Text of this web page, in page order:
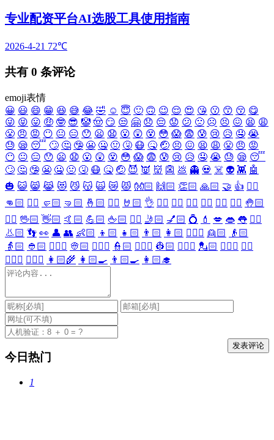
专业配资平台AI选股工具使用指南
2026-4-21 72℃
共有 0 条评论
emoji表情
😀 😃 😄 😁 😆 😅 😂 🤣 ☺️ 😇 🙂 🙃 😉 😌 😍 😘 😗 😙 😚 😋
😜 😝 😛 🤑 🤓 😎 🤡 🤠 😏 😒 🤗 😞 😔 😟 😕 🙁 ☹️ 😣 😖 😫 😩
😤 😠 😡 😶 😐 😑 😯 😦 😧 😮 😲 😵 😳 😱 😨 😰 😢 😥 🤤 😭
😓 😪 😴 🙄 🤔 🤥 😬 🤐 🤢 🤧 😷 🤒 🤕 😣 😖 😫 😩 😤 😠 😡
😶 😐 😑 😯 😦 😧 😮 😲 😵 😳 😱 😨 😰 😢 😥 🤤 😭 😓 😪 😴
🙄 🤔 🤥 😬 🤐 🤢 🤧 😷 🤒 🤕 😈 👿 👹 👺 💩 👻 💀 ☠️ 👽 👾 🤖
🎃 😺 😸 😹 😻 😼 😽 🙀 😿 😾 👐🏻 🙌🏻 👏🏻 🙏🏻 🤝 👍 👎🏻
👊🏻 ✊🏻 🤛🏻 🤜🏻 🤞🏻 ✌🏻 🤘🏻 👌 👈🏻 👉🏻 👆🏻 👇🏻 ☝🏻 ✋🏻 🤚🏻
🖐🏻 🖖🏻 👋🏻 🤙🏻 💪🏻 🖕🏻 ✍🏻 🤳🏻 💅🏻 💍 💄 💋 👄 👅 👂🏻
👃🏻 👣 👀 👤 👥 👶🏻 👦🏻 👧🏻 👨🏻 👩🏻 👱🏻‍♀️ 👱🏻
👴🏻
👵🏻 👲🏻 👳🏻‍♀️ 👳🏻 👮🏻‍♀️ 👮🏻 👷🏻‍♀️ 👷🏻 💂🏻‍♀️ 💂🏻 🕵🏻‍♀️ 🕵🏻
👩🏻‍⚕️ 👨🏻‍⚕️ 👩🏻‍🌾 👩🏻‍🍳 👨🏻‍🍳 👩🏻‍🎓
今日热门
1